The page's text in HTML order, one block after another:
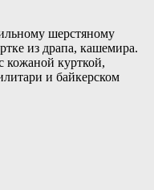
шерстяному
из драпа, кашемира.
кожаной курткой,
и байкерском